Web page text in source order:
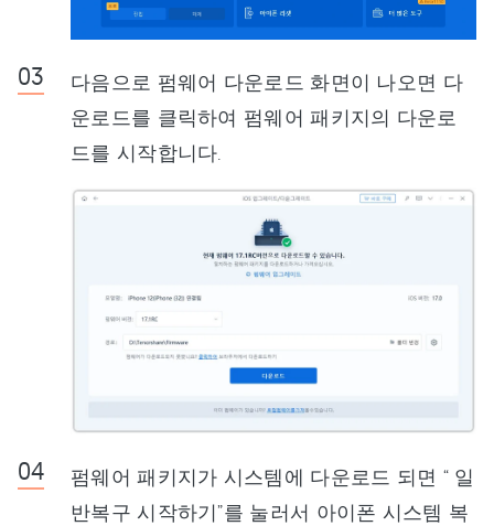
다음으로 펌웨어 다운로드 화면이 나오면 다
운로드를 클릭하여 펌웨어 패키지의 다운로
드를 시작합니다.
펌웨어 패키지가 시스템에 다운로드 되면 “ 일
반복구 시작하기”를 눌러서 아이폰 시스템 복